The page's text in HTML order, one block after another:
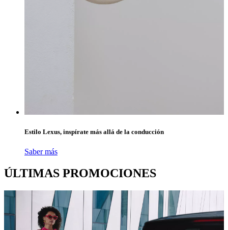
Estilo Lexus, inspírate más allá de la conducción
Saber más
ÚLTIMAS PROMOCIONES